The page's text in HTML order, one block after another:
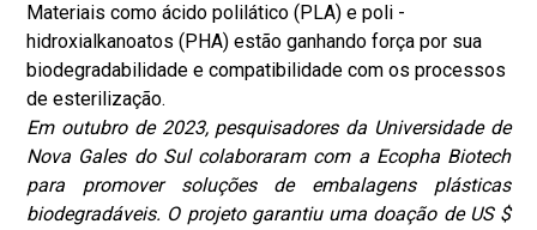
Materiais como ácido polilático (PLA) e poli -
hidroxialkanoatos (PHA) estão ganhando força por sua
biodegradabilidade e compatibilidade com os processos
de esterilização.
Em outubro de 2023, pesquisadores da Universidade de
Nova Gales do Sul colaboraram com a Ecopha Biotech
para promover soluções de embalagens plásticas
biodegradáveis. O projeto garantiu uma doação de US $